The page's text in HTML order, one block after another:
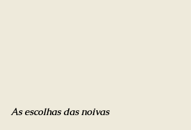
As escolhas das noivas